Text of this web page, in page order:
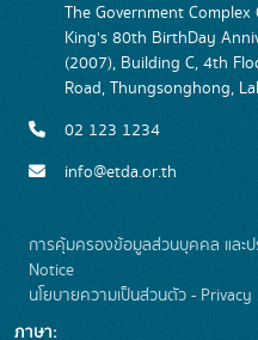
The Government
King's 80th BirthDay
(2007), Building C, 4th
Road, Thungsonghong,
02 123 1234
info@etda.or.th
การคุ้มครองข้อมูลส่วนบุคคล และป
Notice
นโยบายความเป็นส่วนตัว - Privacy
ภาษา